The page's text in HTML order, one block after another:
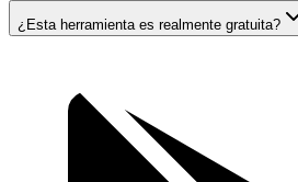
¿Esta herramienta es realmente gratuita?